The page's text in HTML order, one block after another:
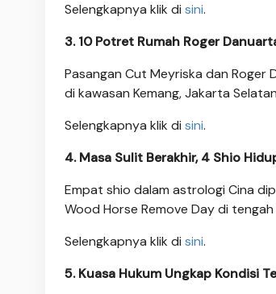
Selengkapnya klik di sini.
3. 10 Potret Rumah Roger
Pasangan Cut Meyriska dan
di kawasan Kemang, Jakarta
Selengkapnya klik di sini.
4. Masa Sulit Berakhir, 4 Shio
Empat shio dalam astrologi Cina
Wood Horse Remove Day di
Selengkapnya klik di sini.
5. Kuasa Hukum Ungkap Kondisi